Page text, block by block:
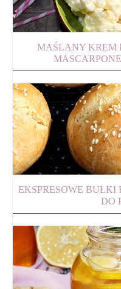
MAŚLANY KREM
EKSPRESOWE BUŁKI
DO